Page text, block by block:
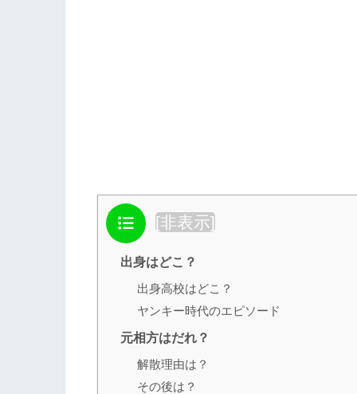
目次 [非表示]
出身はどこ？
出身高校はどこ？
ヤンキー時代のエピソード
元相方はだれ？
解散理由は？
その後は？